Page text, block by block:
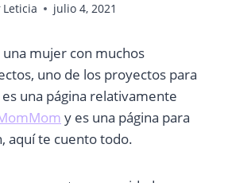
Leticia julio 4, 2021
mujer con muchos
uno de los proyectos para
una página relativamente
y es una página para
aquí te cuento todo.